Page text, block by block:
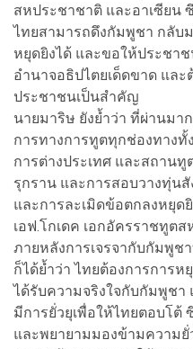
สหประชาชาติ และอาเซียน
ไทยสามารถดึงกัมพูชา กลับ
หยุดยิงได้ และขอให้ประชา
อำนาจอธิปไตยเด็ดขาด แล
ประชาชนเป็นสำคัญ
นายมาริษ ยังย้ำว่า ที่ผ่านมา
การทางการทูตทุกช่องทาง
การต่างประเทศ และสถานทู
รุกราน และการสอบวางทุ่น
และการละเมิดข้อตกลงหยุด
เอฟ.โกเดค เอกอัครราชทูต
ภายหลังการเจรจากับกัมพูช
ก็ได้ย้ำว่า ไทยต้องการการห
ได้รับความจริงใจกับกัมพูช
มีการยั่วยุเพื่อให้ไทยตอบโต้
และพยายามมองข้ามความ